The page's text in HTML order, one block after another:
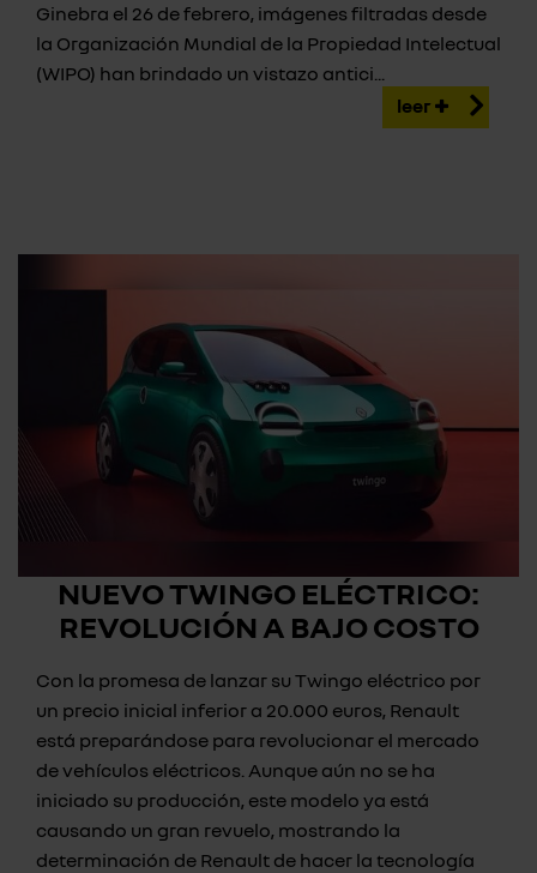
Ginebra el 26 de febrero, imágenes filtradas desde
la Organización Mundial de la Propiedad Intelectual
(WIPO) han brindado un vistazo antici...
leer
NUEVO TWINGO ELÉCTRICO:
REVOLUCIÓN A BAJO COSTO
Con la promesa de lanzar su Twingo eléctrico por
un precio inicial inferior a 20.000 euros, Renault
está preparándose para revolucionar el mercado
de vehículos eléctricos. Aunque aún no se ha
iniciado su producción, este modelo ya está
causando un gran revuelo, mostrando la
determinación de Renault de hacer la tecnología